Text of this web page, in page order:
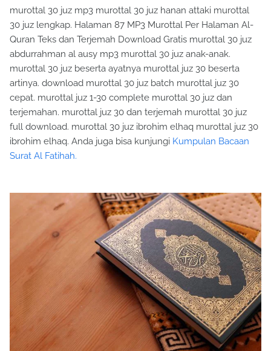
murottal 30 juz mp3 murottal 30 juz hanan attaki murottal
30 juz lengkap. Halaman 87 MP3 Murottal Per Halaman Al-
Quran Teks dan Terjemah Download Gratis murottal 30 juz
abdurrahman al ausy mp3 murottal 30 juz anak-anak.
murottal 30 juz beserta ayatnya murottal juz 30 beserta
artinya. download murottal 30 juz batch murottal juz 30
cepat. murottal juz 1-30 complete murottal 30 juz dan
terjemahan. murottal juz 30 dan terjemah murottal 30 juz
full download. murottal 30 juz ibrohim elhaq murottal juz 30
ibrohim elhaq. Anda juga bisa kunjungi Kumpulan Bacaan
Surat Al Fatihah.